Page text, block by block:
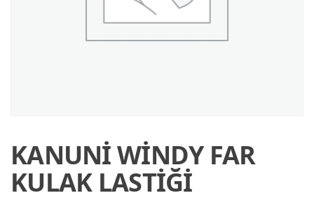
KANUNİ WİNDY FAR
KULAK LASTİĞİ